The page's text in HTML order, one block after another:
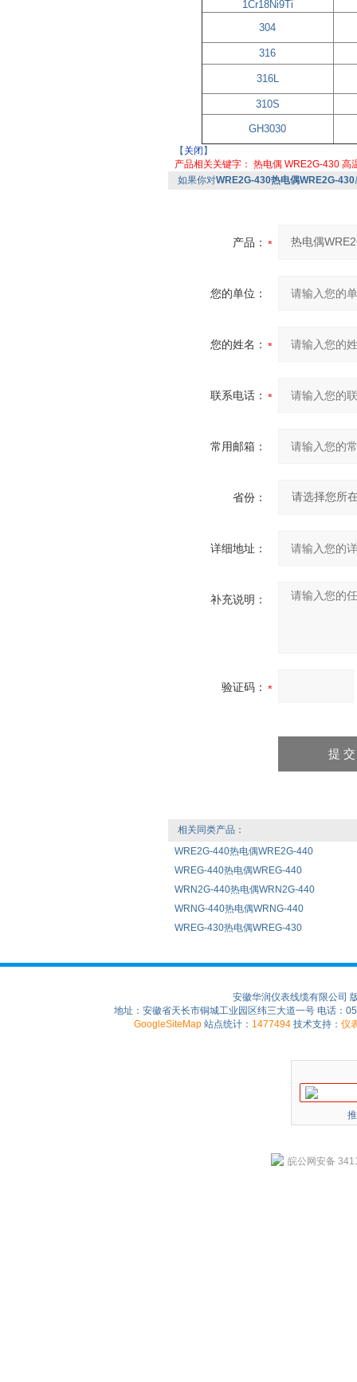
1Cr18Ni9Ti
304
316
316L
310S
GH3030
【 关闭 】
产品相关关键字： 热电偶 WRE2G-430 高
如果你对WRE2G-430热电偶WRE2G-430
产品：
您的单位：
您的姓名：
联系电话：
常用邮箱：
省份：
详细地址：
补充说明：
验证码：
相关同类产品：
WRE2G-440热电偶WRE2G-440
WREG-440热电偶WREG-440
WRN2G-440热电偶WRN2G-440
WRNG-440热电偶WRNG-440
WREG-430热电偶WREG-430
安徽华润仪表线缆有限公司
地址：安徽省天长市铜城工业园区纬三大道一号 电话：
GoogleSiteMap 站点统计： 1477494 技术支持： 仪
皖公网安备